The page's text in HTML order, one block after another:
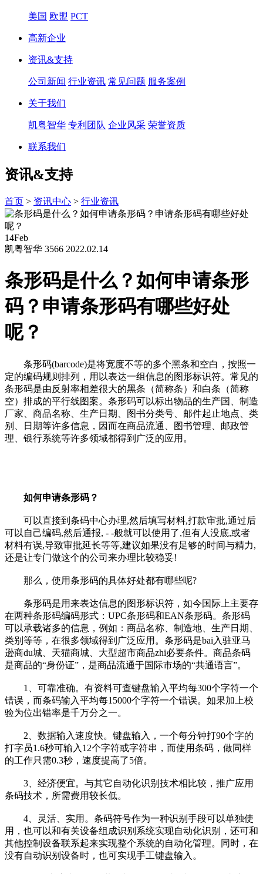
美国 欧盟 PCT
高新企业
资讯&支持
公司新闻 行业资讯 常见问题 服务案例
关于我们
凯粤智华 专利团队 企业风采 荣誉资质
联系我们
资讯&支持
首页 > 资讯中心 > 行业资讯
14Feb
凯粤智华 3566 2022.02.14
条形码是什么？如何申请条形
码？申请条形码有哪些好处
呢？
条形码(barcode)是将宽度不等的多个黑条和空白，按照一
定的编码规则排列，用以表达一组信息的图形标识符。常见的
条形码是由反射率相差很大的黑条（简称条）和白条（简称
空）排成的平行线图案。条形码可以标出物品的生产国、制造
厂家、商品名称、生产日期、图书分类号、邮件起止地点、类
别、日期等许多信息，因而在商品流通、图书管理、邮政管
理、银行系统等许多领域都得到广泛的应用。
如何申请条形码？
可以直接到条码中心办理,然后填写材料,打款审批,通过后
可以自己编码,然后通报, - -般就可以使用了,但有人没底,或者
材料有误,导致审批延长等等,建议如果没有足够的时间与精力,
还是让专门做这个的公司来办理比较稳妥!
那么，使用条形码的具体好处都有哪些呢?
条形码是用来表达信息的图形标识符，如今国际上主要存
在两种条形码编码形式：UPC条形码和EAN条形码。条形码
可以承载诸多的信息，例如：商品名称、制造地、生产日期、
类别等等，在很多领域得到广泛应用。条形码是bai入驻亚马
逊商du城、天猫商城、大型超市商品zhi必要条件。商品条码
是商品的“身份证”，是商品流通于国际市场的“共通语言”。
1、可靠准确。有资料可查键盘输入平均每300个字符一个
错误，而条码输入平均每15000个字符一个错误。如果加上校
验为位出错率是千万分之一。
2、数据输入速度快。键盘输入，一个每分钟打90个字的
打字员1.6秒可输入12个字符或字符串，而使用条码，做同样
的工作只需0.3秒，速度提高了5倍。
3、经济便宜。与其它自动化识别技术相比较，推广应用
条码技术，所需费用较长低。
4、灵活、实用。条码符号作为一种识别手段可以单独使
用，也可以和有关设备组成识别系统实现自动化识别，还可和
其他控制设备联系起来实现整个系统的自动化管理。同时，在
没有自动识别设备时，也可实现手工键盘输入。